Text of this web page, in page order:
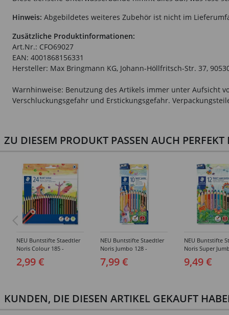
Hinweis: Abgebildetes weiteres Zubehör ist nicht im
Zusätzliche Produktinformationen:
Art.Nr.: CFO69027
EAN: 4001868156331
Hersteller: Max Bringmann KG, Johann-Höllfritsch-Str. 37,
Warnhinweise: Benutzung des Artikels immer unter Aufsicht
Verschluckungsgefahr und Erstickungsgefahr.
ZU DIESEM PRODUKT PASSEN AUCH PERFEKT
NEU Buntstifte Staedtler
Noris Colour 185 -
Verschiedene
Ausführungen
2,99 €
NEU Buntstifte Staedtler
Noris Jumbo 128 -
Verschiedene
Ausführungen
7,99 €
NEU Buntstifte
Noris Super
Verschiedene
Ausführungen
9,49 €
KUNDEN, DIE DIESEN ARTIKEL GEKAUFT